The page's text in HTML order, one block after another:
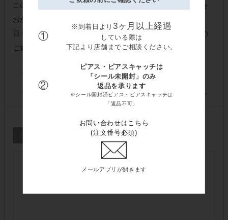
①
※到着日より3ヶ月以上経過
している際は
下記より店舗までご相談ください。
②
ピアス・ピアスキャッチは
「シール未開封」のみ
返品を承ります
※シール開封済ピアス・ピアスキャッチは
「返品不可」
お問い合わせはこちら
(注文番号必須)
メールアプリが開きます